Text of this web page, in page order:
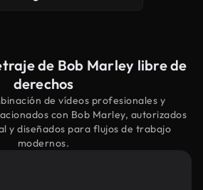
de Bob Marley libre de
derechos
de vídeos profesionales y
con Bob Marley, autorizados
y diseñados para flujos de trabajo
modernos.